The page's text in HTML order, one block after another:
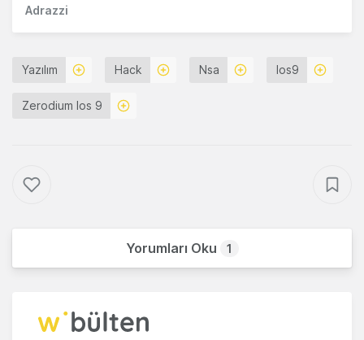
Adrazzi
Yazılım Hack Nsa Ios9
Zerodium Ios 9
Yorumları Oku 1